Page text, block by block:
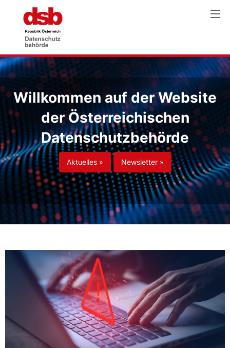
Willkommen auf der Website
der Österreichischen
Datenschutzbehörde
Aktuelles » Newsletter »